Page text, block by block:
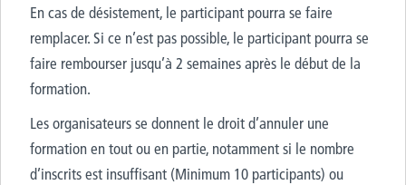
En cas de désistement, le participant pourra se faire
remplacer. Si ce n’est pas possible, le participant pourra se
faire rembourser jusqu’à 2 semaines après le début de la
formation.
Les organisateurs se donnent le droit d’annuler une
formation en tout ou en partie, notamment si le nombre
d’inscrits est insuffisant (Minimum 10 participants) ou